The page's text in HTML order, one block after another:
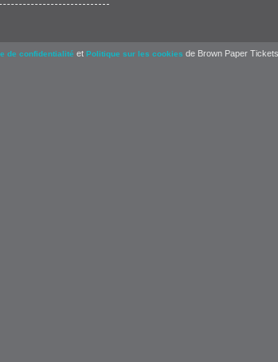
de confidentialité et Politique sur les cookies de Brown Paper